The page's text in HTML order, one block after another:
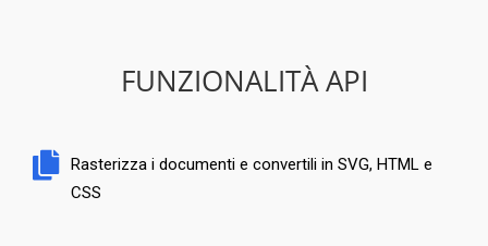
FUNZIONALITÀ API
Rasterizza i documenti e convertili in SVG, HTML e
CSS